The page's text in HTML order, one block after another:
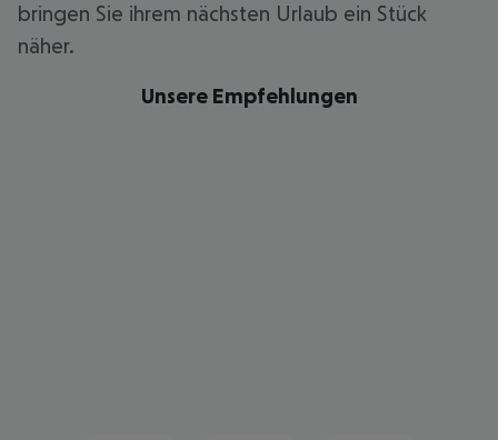
bringen Sie ihrem nächsten Urlaub ein Stück
näher.
Unsere Empfehlungen